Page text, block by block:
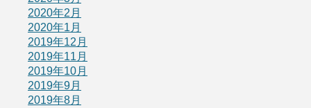
2020年2月
2020年1月
2019年12月
2019年11月
2019年10月
2019年9月
2019年8月